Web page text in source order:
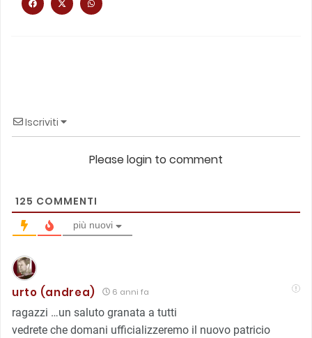
Iscriviti
Please login to comment
125 COMMENTI
più nuovi
urto (andrea) 6 anni fa
ragazzi …un saluto granata a tutti
vedrete che domani ufficializzeremo il nuovo patricio